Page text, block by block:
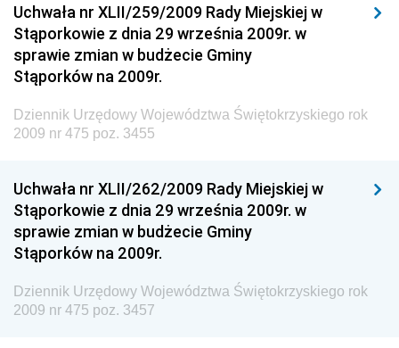
Dziennik Urzędowy Ministerstwa Kultury, Dziedzictwa
Narodowego i Sportu
Dziennik Urzędowy Ministra Finansów, Funduszy i
Dziennik Urzędowy Ministra Rozwoju, Pracy i
Dziennik Urzędowy Ministra Kultury, Dziedzictwa
Narodowego i Sportu
Dziennik Urzędowy Ministra Rodziny i Polityki
Społecznej
Dziennik Urzędowy Komendy Głównej Straży
Granicznej
Uchwała nr XLII/259/2009 Rady Miejskiej w
Stąporkowie z dnia 29 września 2009r. w
sprawie zmian w budżecie Gminy
Stąporków na 2009r.
Dziennik Urzędowy Województwa Świętokrzyskiego rok
2009 nr 475 poz. 3455
Uchwała nr XLII/262/2009 Rady Miejskiej w
Stąporkowie z dnia 29 września 2009r. w
sprawie zmian w budżecie Gminy
Stąporków na 2009r.
Dziennik Urzędowy Województwa Świętokrzyskiego rok
2009 nr 475 poz. 3457